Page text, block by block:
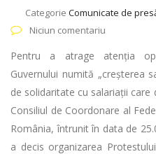
Categorie Comunicate de
Niciun comentariu
Pentru a atrage atenția
Guvernului numită „creșterea
de solidaritate cu salariații
Consiliul de Coordonare al
România, întrunit în data de
a decis organizarea